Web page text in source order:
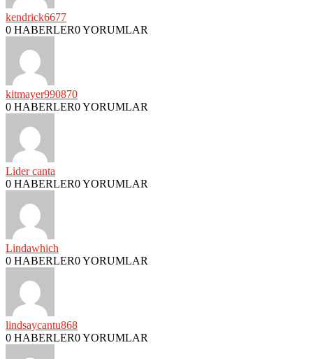
kendrick6677
0 HABERLER0 YORUMLAR
kitmayer990870
0 HABERLER0 YORUMLAR
Lider canta
0 HABERLER0 YORUMLAR
Lindawhich
0 HABERLER0 YORUMLAR
lindsaycantu868
0 HABERLER0 YORUMLAR